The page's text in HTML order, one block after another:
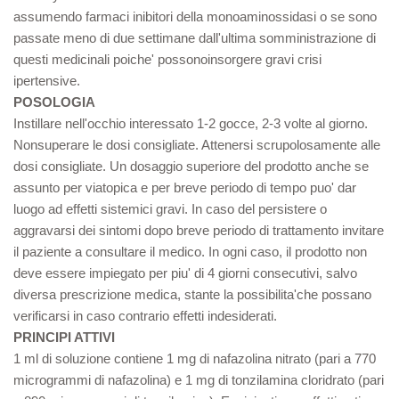
assumendo farmaci inibitori della monoaminossidasi o se sono
passate meno di due settimane dall'ultima somministrazione di
questi medicinali poiche' possonoinsorgere gravi crisi
ipertensive.
POSOLOGIA
Instillare nell'occhio interessato 1-2 gocce, 2-3 volte al giorno.
Nonsuperare le dosi consigliate. Attenersi scrupolosamente alle
dosi consigliate. Un dosaggio superiore del prodotto anche se
assunto per viatopica e per breve periodo di tempo puo' dar
luogo ad effetti sistemici gravi. In caso del persistere o
aggravarsi dei sintomi dopo breve periodo di trattamento invitare
il paziente a consultare il medico. In ogni caso, il prodotto non
deve essere impiegato per piu' di 4 giorni consecutivi, salvo
diversa prescrizione medica, stante la possibilita'che possano
verificarsi in caso contrario effetti indesiderati.
PRINCIPI ATTIVI
1 ml di soluzione contiene 1 mg di nafazolina nitrato (pari a 770
microgrammi di nafazolina) e 1 mg di tonzilamina cloridrato (pari